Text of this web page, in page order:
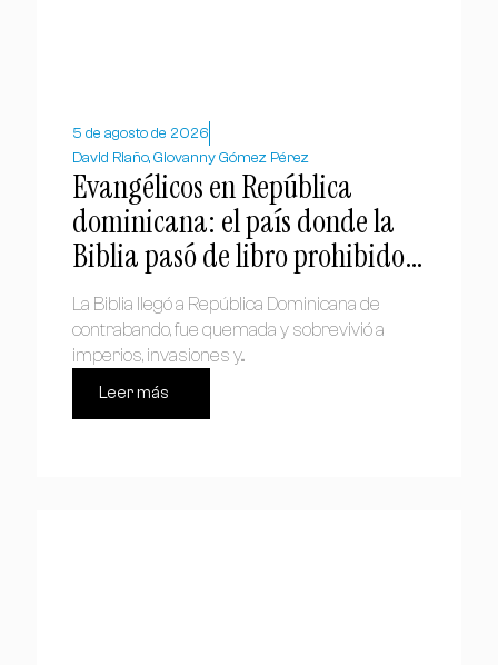
5 de agosto de 2026
David Riaño, Giovanny Gómez Pérez
Evangélicos en República
dominicana: el país donde la
Biblia pasó de libro prohibido a
símbolo nacional
La Biblia llegó a República Dominicana de
contrabando, fue quemada y sobrevivió a
imperios, invasiones y...
Leer más